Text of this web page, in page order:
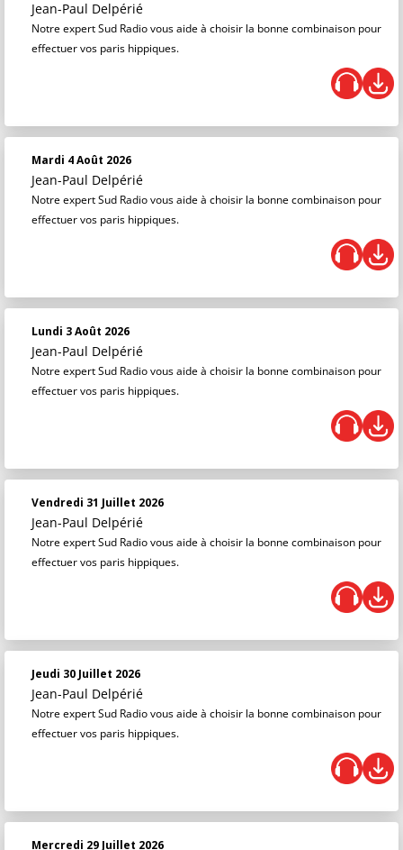
Jean-Paul Delpérié
Notre expert Sud Radio vous aide à choisir la bonne combinaison pour
effectuer vos paris hippiques.
Mardi 4 Août 2026
Jean-Paul Delpérié
Notre expert Sud Radio vous aide à choisir la bonne combinaison pour
effectuer vos paris hippiques.
Lundi 3 Août 2026
Jean-Paul Delpérié
Notre expert Sud Radio vous aide à choisir la bonne combinaison pour
effectuer vos paris hippiques.
Vendredi 31 Juillet 2026
Jean-Paul Delpérié
Notre expert Sud Radio vous aide à choisir la bonne combinaison pour
effectuer vos paris hippiques.
Jeudi 30 Juillet 2026
Jean-Paul Delpérié
Notre expert Sud Radio vous aide à choisir la bonne combinaison pour
effectuer vos paris hippiques.
Mercredi 29 Juillet 2026